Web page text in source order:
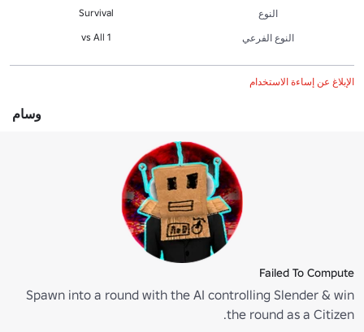
النوع
Survival
النوع الفرعي 1 vs All
الإبلاغ عن إساءة الاستخدام
وسام
Failed To Compute
Spawn into a round with the AI controlling Slender & win
the round as a Citizen.